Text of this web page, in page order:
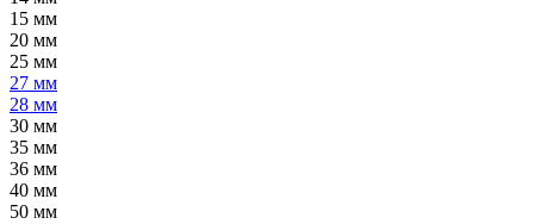
15 мм
20 мм
25 мм
27 мм
28 мм
30 мм
35 мм
36 мм
40 мм
50 мм